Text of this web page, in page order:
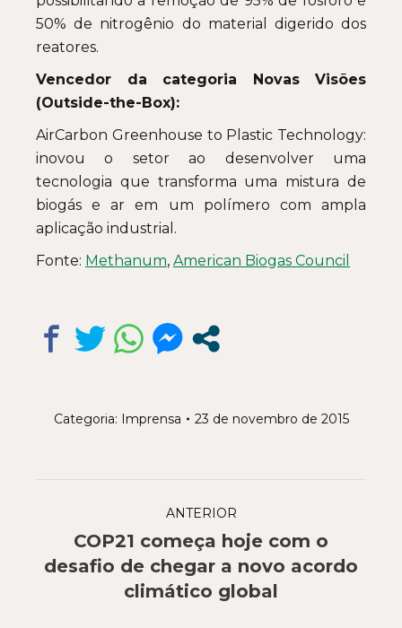
50% de nitrogênio do material digerido dos
reatores.
Vencedor da categoria Novas Visões
(Outside-the-Box):
AirCarbon Greenhouse to Plastic Technology:
inovou o setor ao desenvolver uma
tecnologia que transforma uma mistura de
biogás e ar em um polímero com ampla
aplicação industrial.
Fonte: Methanum, American Biogas Council
Categoria: Imprensa 23 de novembro de 2015
post:
ANTERIOR
Post
anterior:
COP21 começa hoje com o
desafio de chegar a novo acordo
climático global